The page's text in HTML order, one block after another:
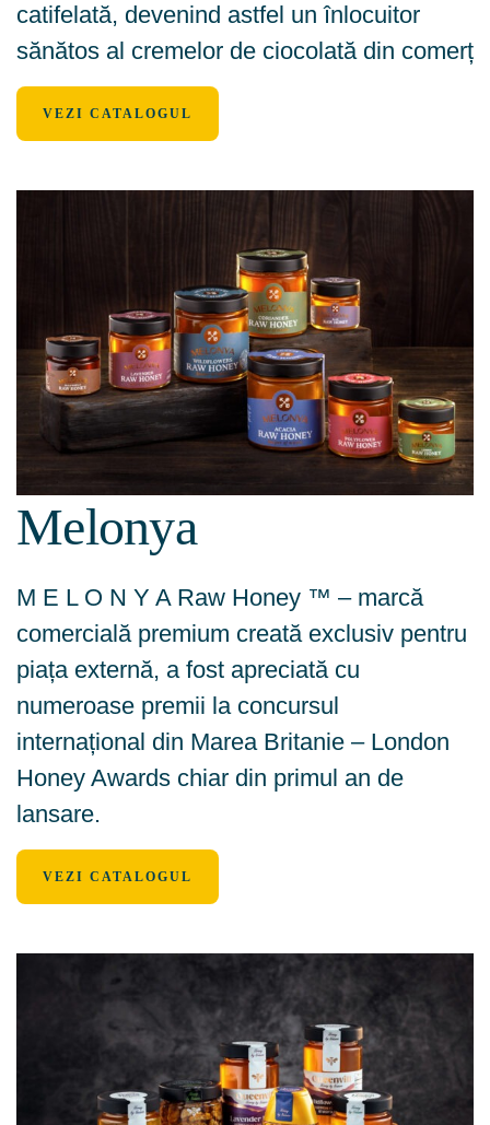
catifelată, devenind astfel un înlocuitor
sănătos al cremelor de ciocolată din comerț
VEZI CATALOGUL
Melonya
M E L O N Y A Raw Honey ™ – marcă
comercială premium creată exclusiv pentru
piața externă, a fost apreciată cu
numeroase premii la concursul
internațional din Marea Britanie – London
Honey Awards chiar din primul an de
lansare.
VEZI CATALOGUL